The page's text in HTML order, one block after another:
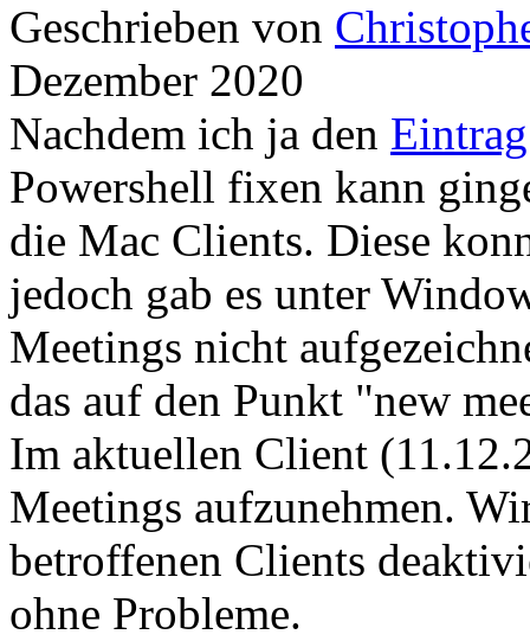
Geschrieben von
Dezember 2020
Nachdem ich ja den Eintrag
Powershell fixen kann
die Mac Clients. Diese
jedoch gab es unter
Meetings nicht
das auf den Punkt "new
Im aktuellen Client
Meetings aufzunehmen.
betroffenen Clients
ohne Probleme.